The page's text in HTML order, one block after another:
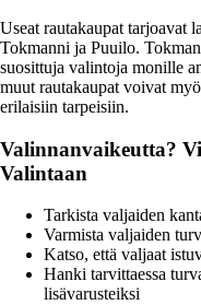
Useat rautakaupat tarjoavat
Tokmanni ja Puuilo.
suosittuja valintoja monille
muut rautakaupat voivat
erilaisiin tarpeisiin.
Valinnanvaikeutta?
Valintaan
Tarkista valjaiden
Varmista valjaiden
Katso, että valjaat
Hanki tarvittaessa
lisävarusteiksi